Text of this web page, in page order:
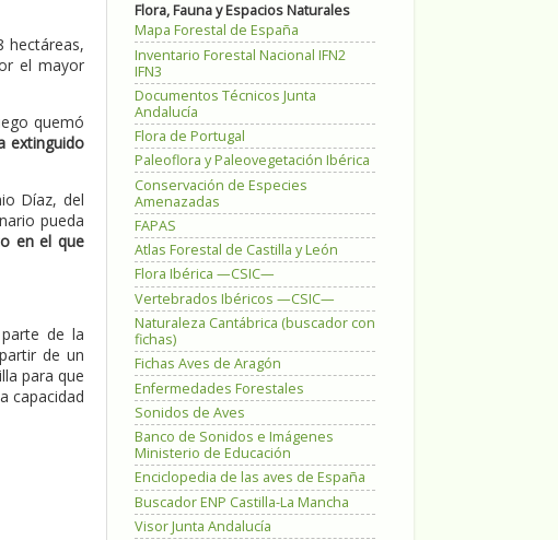
hectáreas,
el mayor
quemó
extinguido
Díaz, del
pueda
en el que
de la
de un
para que
capacidad
Flora, Fauna y Espacios Naturales
Mapa Forestal de España
Inventario Forestal Nacional IFN2
IFN3
Documentos Técnicos Junta
Andalucía
Flora de Portugal
Paleoflora y Paleovegetación Ibérica
Conservación de Especies
Amenazadas
FAPAS
Atlas Forestal de Castilla y León
Flora Ibérica —CSIC—
Vertebrados Ibéricos —CSIC—
Naturaleza Cantábrica (buscador con
fichas)
Fichas Aves de Aragón
Enfermedades Forestales
Sonidos de Aves
Banco de Sonidos e Imágenes
Ministerio de Educación
Enciclopedia de las aves de España
Buscador ENP Castilla-La Mancha
Visor Junta Andalucía